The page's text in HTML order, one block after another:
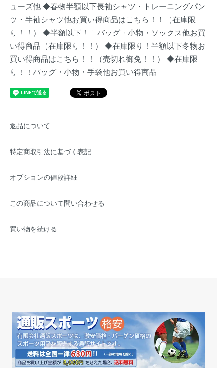
ューズ他◆春物半額以下長袖シャツ・トレーニングパン
ツ・半袖シャツ他お買い得商品はこちら！！（在庫限
り！！）
◆半額以下！！バッグ・小物・ソックス他お買
い得商品（在庫限り！！）
◆在庫限り！半額以下冬物お
買い得商品はこちら！！（売切れ御免！！）
◆在庫限
り！！バッグ・小物・手袋他お買い得商品
返品について
特定商取引法に基づく表記
オプションの値段詳細
この商品について問い合わせる
買い物を続ける